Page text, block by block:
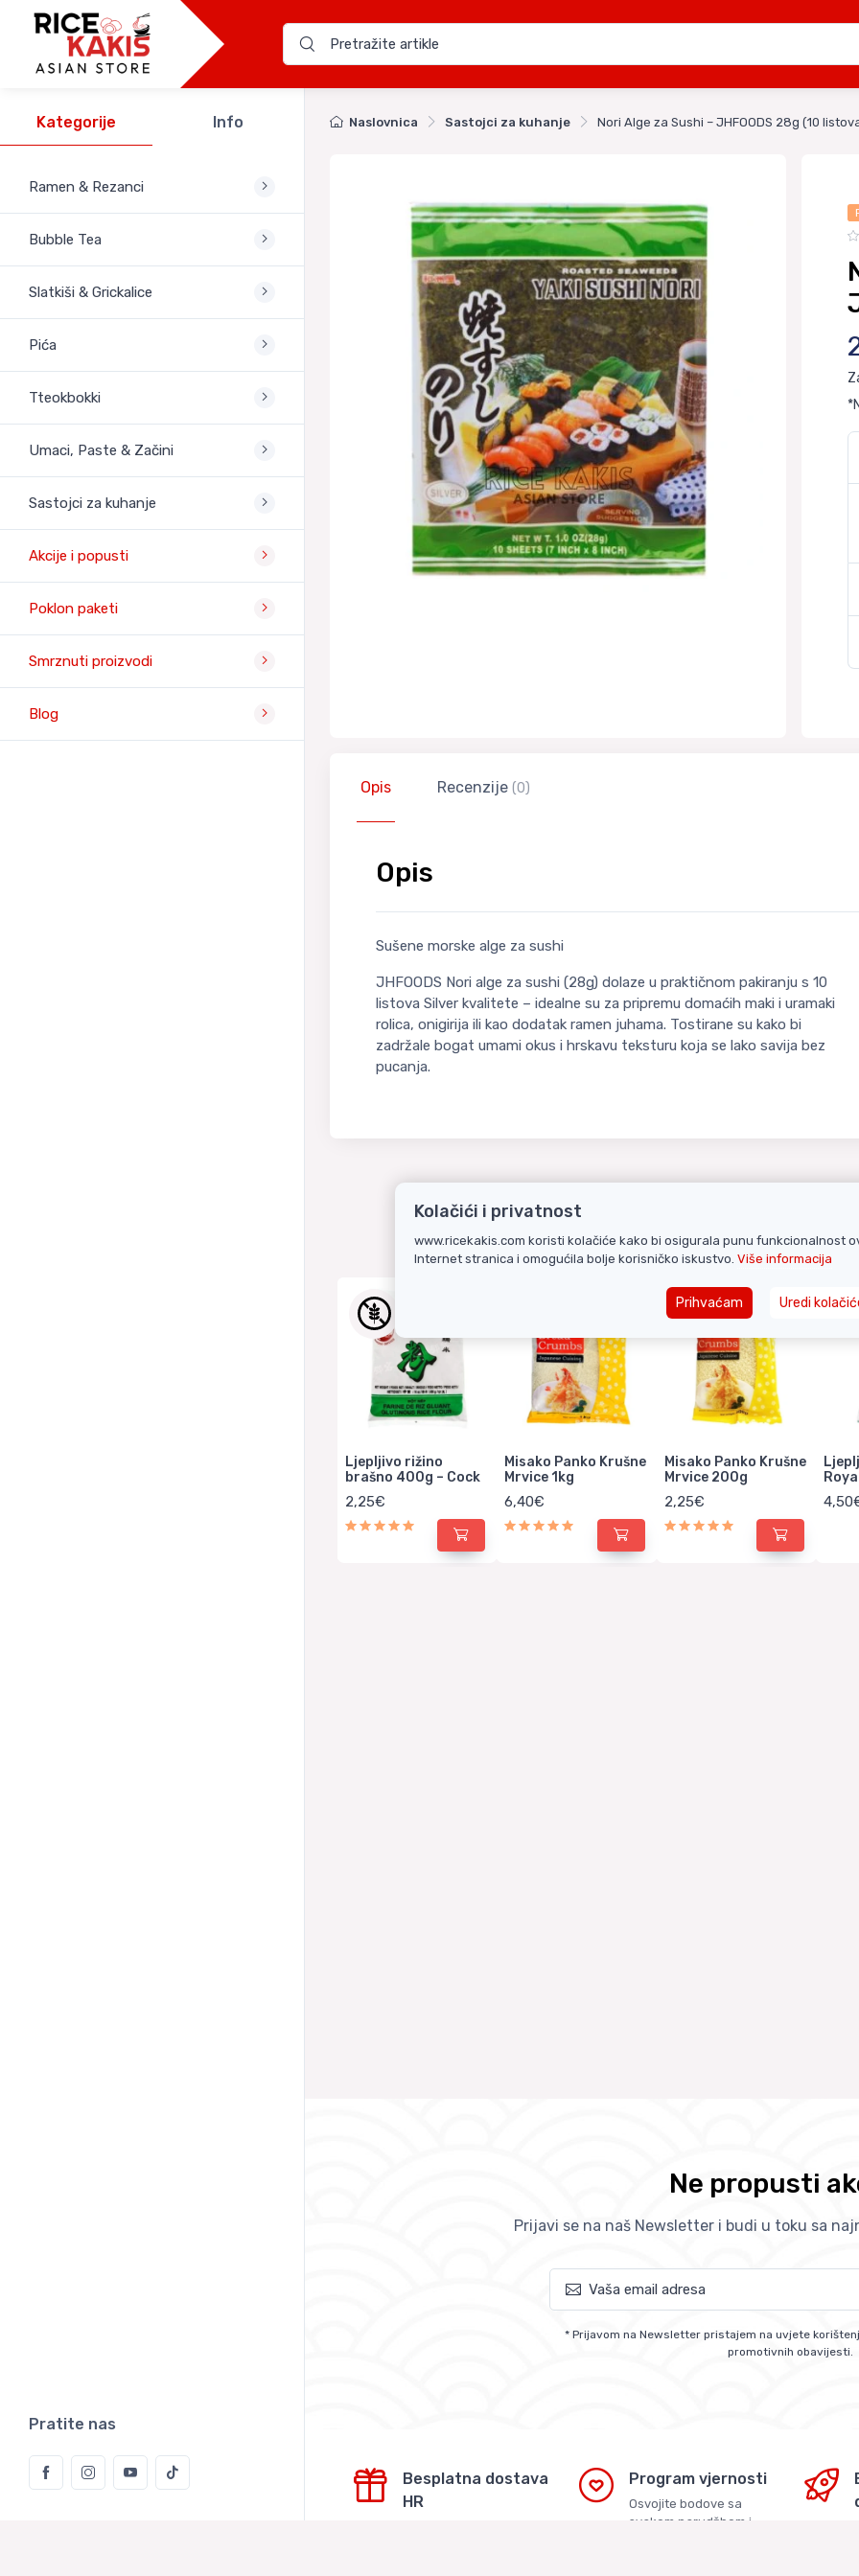
Kategorije Info
Ramen & Rezanci
Bubble Tea
Slatkiši & Grickalice
Pića
Tteokbokki
Umaci, Paste & Začini
Sastojci za kuhanje
Akcije i popusti
Poklon paketi
Smrznuti proizvodi
Blog
Pratite nas
Naslovnica Sastojci za kuhanje Nori Alge za Sushi – JHFOODS 28g (10
Opis Recenzije (0)
Opis
Sušene morske alge za sushi
JHFOODS Nori alge za sushi (28g) dolaze u praktičnom pakiranju s 10
listova Silver kvalitete – idealne su za pripremu domaćih maki i uramaki
rolica, onigirija ili kao dodatak ramen juhama. Tostirane su kako bi
zadržale bogat umami okus i hrskavu teksturu koja se lako savija bez
pucanja.
POVEZANI
Ljepljivo rižino
brašno 400g – Cock
2,25€
Misako Panko Krušne
Mrvice 1kg
6,40€
Misako Panko Krušne
Mrvice 200g
2,25€
Ne propusti
Prijavi se na naš Newsletter i budi u toku sa
* Prijavom na Newsletter pristajem na uvjete
promotivnih obavijesti.
Besplatna dostava
HR
Program vjernosti
Osvojite bodove sa
svakom narudžbom i
Kolačići i privatnost
www.ricekakis.com koristi kolačiće kako bi osigurala punu funkcionalnost
Internet stranica i omogućila bolje korisničko iskustvo. Više informacija
Prihvaćam Uredi